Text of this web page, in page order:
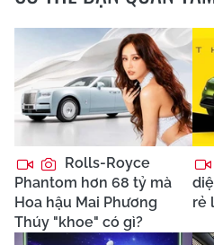
Rolls-Royce
Phantom hơn 68 tỷ mà
Hoa hậu Mai Phương
Thúy "khoe" có gì?
rẻ